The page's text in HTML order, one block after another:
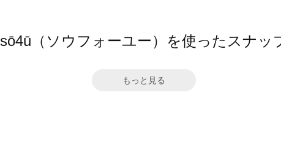
sō4ū（ソウフォーユー）を使ったスナッ
もっと見る